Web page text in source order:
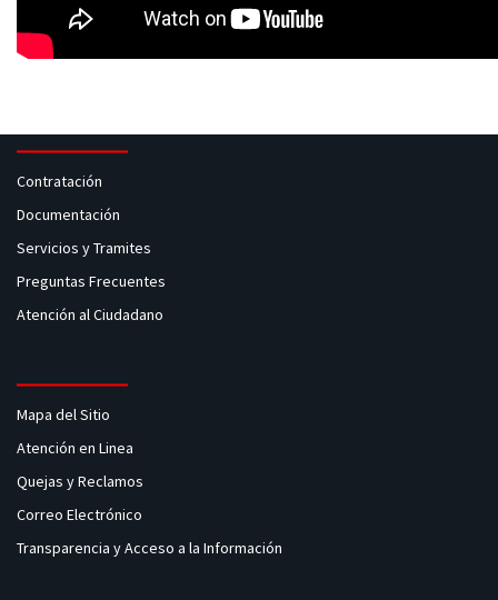
Contratación
Documentación
Servicios y Tramites
Preguntas Frecuentes
Atención al Ciudadano
Mapa del Sitio
Atención en Linea
Quejas y Reclamos
Correo Electrónico
Transparencia y Acceso a la Información